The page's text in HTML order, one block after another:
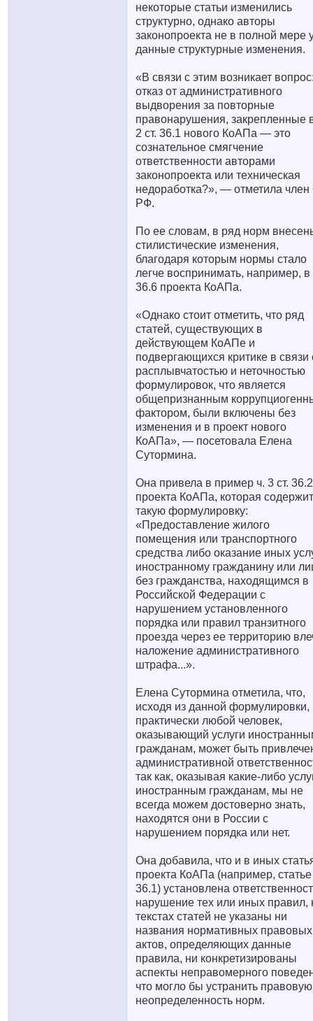
некоторые статьи изменились
структурно, однако авторы
законопроекта не в полной мере
данные структурные изменения.
«В связи с этим возникает
отказ от административного
выдворения за повторные
правонарушения, закрепленные
2 ст. 36.1 нового КоАПа — это
сознательное смягчение
ответственности авторами
законопроекта или техническая
недоработка?», — отметила
РФ.
По ее словам, в ряд норм
стилистические изменения,
благодаря которым нормы стало
легче воспринимать, например, в
36.6 проекта КоАПа.
«Однако стоит отметить, что ряд
статей, существующих в
действующем КоАПе и
подвергающихся критике в связи
расплывчатостью и неточностью
формулировок, что является
общепризнанным
фактором, были включены без
изменения и в проект нового
КоАПа», — посетовала Елена
Сутормина.
Она привела в пример ч. 3 ст. 36.2
проекта КоАПа, которая содержит
такую формулировку:
«Предоставление жилого
помещения или транспортного
средства либо оказание иных
иностранному гражданину или
без гражданства, находящимся в
Российской Федерации с
нарушением установленного
порядка или правил транзитного
проезда через ее территорию
наложение административного
штрафа...».
Елена Сутормина отметила, что,
исходя из данной формулировки,
практически любой человек,
оказывающий услуги
гражданам, может быть
административной
так как, оказывая какие-либо
иностранным гражданам, мы не
всегда можем достоверно знать,
находятся они в России с
нарушением порядка или нет.
Она добавила, что и в иных
проекта КоАПа (например, статье
36.1) установлена
нарушение тех или иных правил,
текстах статей не указаны ни
названия нормативных правовых
актов, определяющих данные
правила, ни конкретизированы
аспекты неправомерного
что могло бы устранить правовую
неопределенность норм.